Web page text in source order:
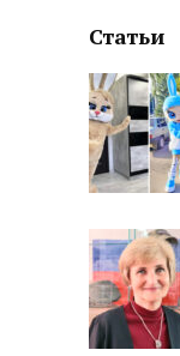
Статьи